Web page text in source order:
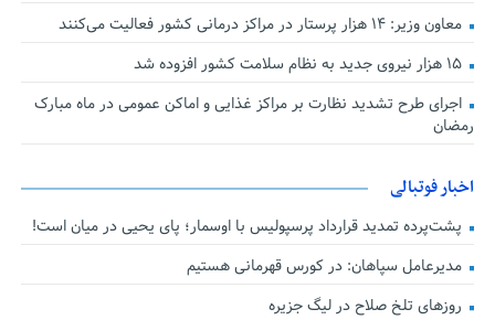
معاون وزیر: ۱۴ هزار پرستار در مراکز درمانی کشور فعالیت می‌کنند
۱۵ هزار نیروی جدید به نظام سلامت کشور افزوده شد
اجرای طرح تشدید نظارت بر مراکز غذایی و اماکن عمومی در ماه مبارک
رمضان
اخبار فوتبالی
پشت‌پرده تمدید قرارداد پرسپولیس با اوسمار؛ پای یحیی در میان است!
مدیرعامل سپاهان: در کورس قهرمانی هستیم
روزهای تلخ صلاح در لیگ جزیره